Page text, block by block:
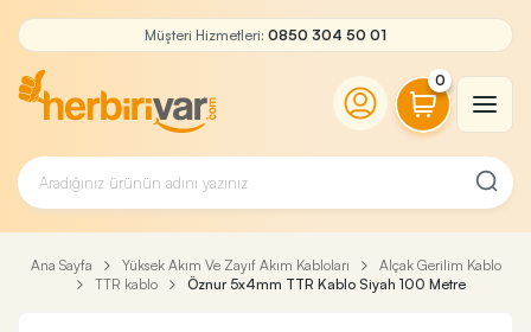
Müşteri Hizmetleri: 0850 304 50 01
0
Ana Sayfa Yüksek Akım Ve Zayıf Akım Kabloları
Alçak Gerilim Kablo
TTR kablo
Öznur 5x4mm TTR Kablo Siyah 100 Metre